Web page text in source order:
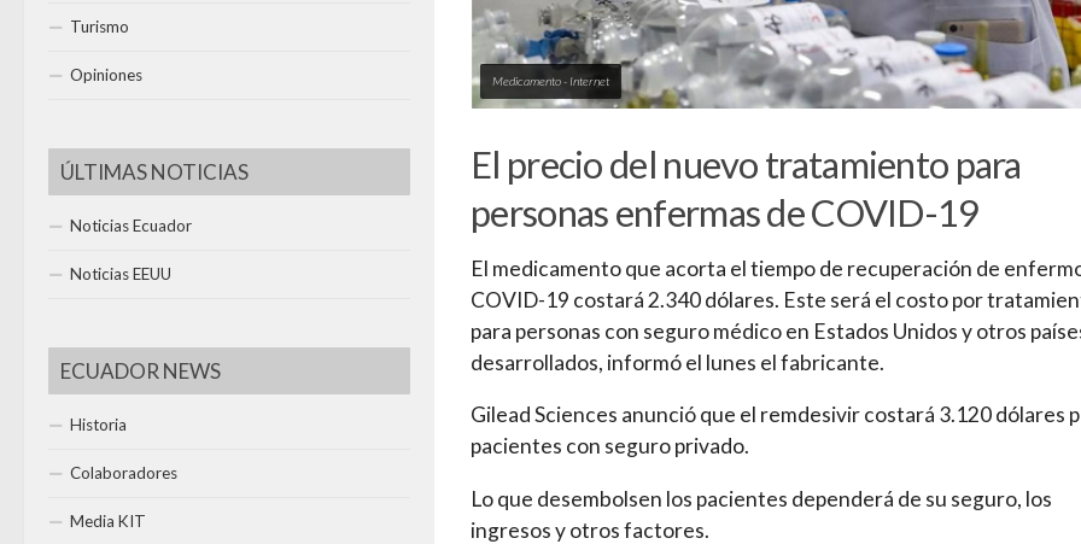
Medicamento - Internet
El precio del nuevo tratamiento para
personas enfermas de COVID-19
El medicamento que acorta el tiempo de recuperación de
COVID-19 costará 2.340 dólares. Este será el costo por
para personas con seguro médico en Estados Unidos y otros
desarrollados, informó el lunes el fabricante.
Gilead Sciences anunció que el remdesivir costará 3.120 dólares
pacientes con seguro privado.
Lo que desembolsen los pacientes dependerá de su seguro, los
ingresos y otros factores.
Turismo
Opiniones
ÚLTIMAS NOTICIAS
Noticias Ecuador
Noticias EEUU
ECUADOR NEWS
Historia
Colaboradores
Media KIT